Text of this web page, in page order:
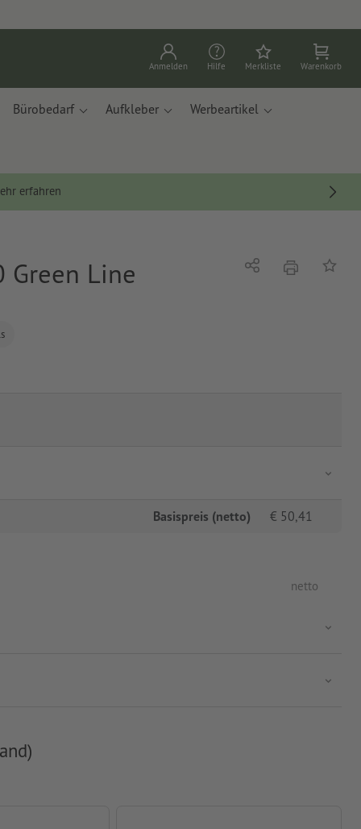
Anmelden Hilfe Merkliste Warenkorb
Bürobedarf Aufkleber Werbeartikel
erfahren
Green Line Teilen DruckenAuf
Basispreis (netto) € 50,41
netto